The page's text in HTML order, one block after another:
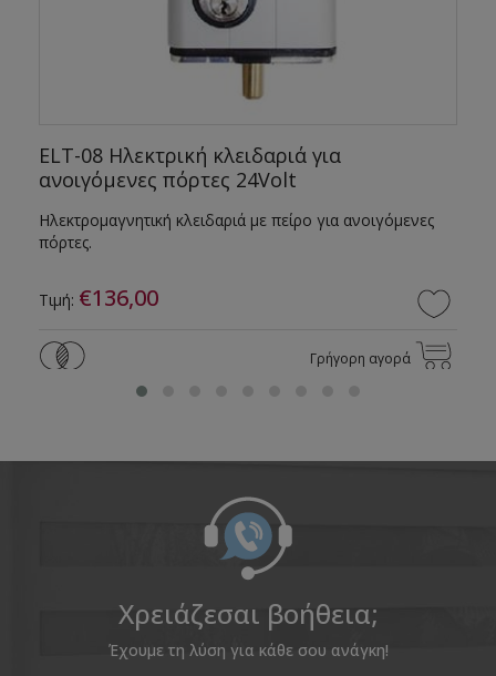
ELT-08 Ηλεκτρική κλειδαριά για
ανοιγόμενες πόρτες 24Volt
Ηλεκτρομαγνητική κλειδαριά με πείρο για ανοιγόμενες
πόρτες.
Τιμή: €136,00
Γρήγορη αγορά
Χρειάζεσαι βοήθεια;
Έχουμε τη λύση για κάθε σου ανάγκη!